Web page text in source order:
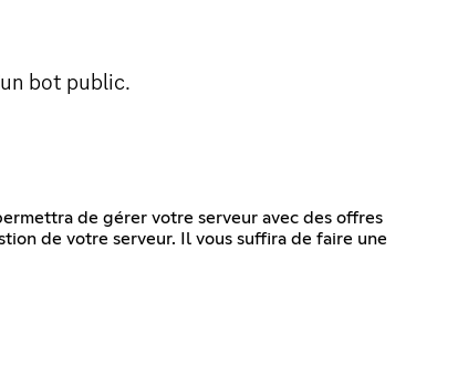
bot public.
de gérer votre serveur avec des offres
de votre serveur. Il vous suffira de faire une